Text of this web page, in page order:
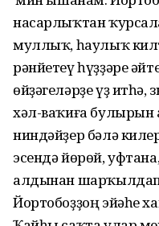
насарлыҡтан
муллыҡ, һаулыҡ
рәнйетеү һүҙҙәре
өйҙәгеләрҙе үҙ
хәл-ваҡиға булырын
ниндәйҙер бәлә
эсендә йөрөй,
алдынан шарҡылдап
Йортобоҙҙоң эйәһе